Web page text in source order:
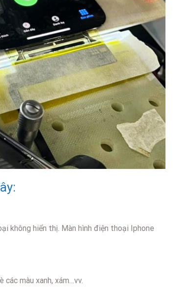
không hiển thị. Màn hình điện thoại Iphone
màu xanh, xám…vv.